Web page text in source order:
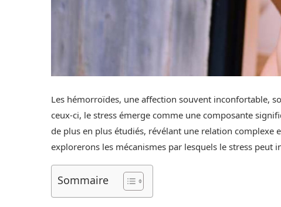
Les hémorroïdes, une affection souvent inconfortable,
ceux-ci, le stress émerge comme une composante
de plus en plus étudiés, révélant une relation complexe
explorerons les mécanismes par lesquels le stress peut
Sommaire